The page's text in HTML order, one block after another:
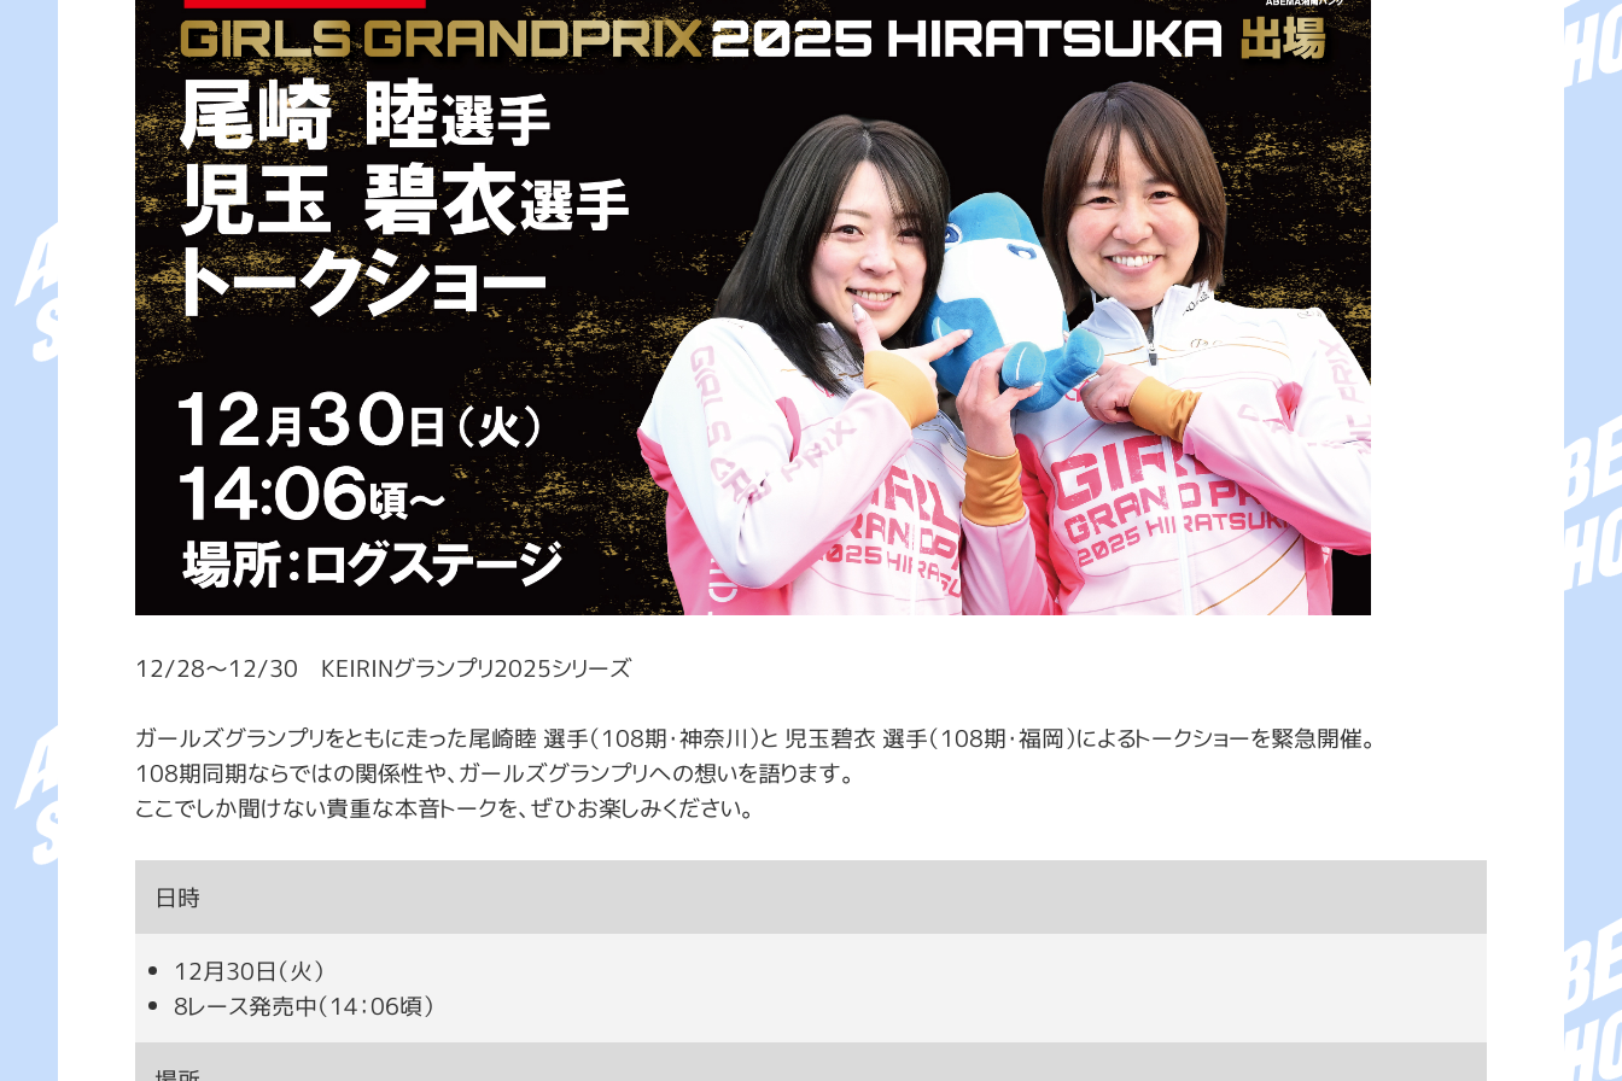
12/28～12/30 KEIRINグランプリ2025シリーズ
ガールズグランプリをともに走った尾崎睦 選手（108期・神奈川）と 児玉碧衣 選手（108期・福岡）によるトークショーを緊急開催。
108期同期ならではの関係性や、ガールズグランプリへの想いを語ります。
ここでしか聞けない貴重な本音トークを、ぜひお楽しみください。
日時
12月30日（火）
8レース発売中（14：06頃）